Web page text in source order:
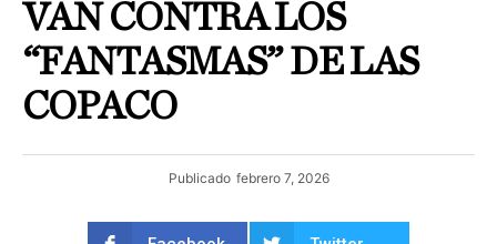
VAN CONTRA LOS
“FANTASMAS” DE LAS
COPACO
Publicado febrero 7, 2026